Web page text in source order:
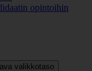
opintoihin
valikkotaso